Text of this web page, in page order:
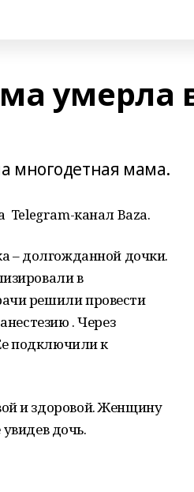
умерла
многодетная мама.
Telegram-канал Baza.
– долгожданной дочки.
в
решили провести
. Через
подключили к
и здоровой. Женщину
дочь.